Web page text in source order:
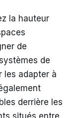
la hauteur
de
de
les adapter à
derrière les
situés entre